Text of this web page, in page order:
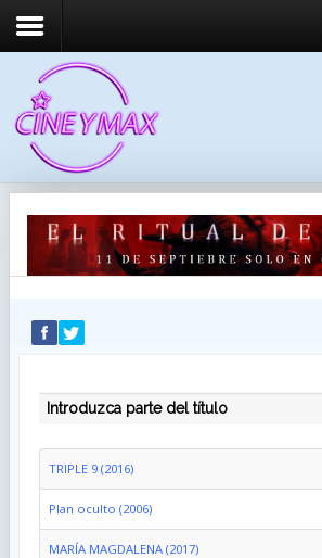
RECUÉRDEME
IDENTIFICARSE
INTRODUZCA PARTE DEL TÍTULO
TRIPLE 9 (2016)
Plan oculto (2006)
MARÍA MAGDALENA (2017)